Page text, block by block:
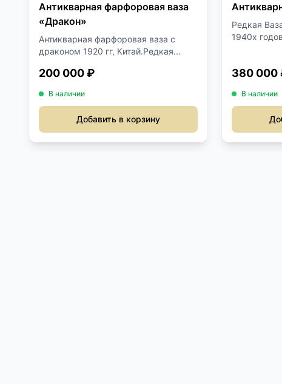
Антикварная фарфоровая ваза
«Дракон»
Антикварная фарфоровая ваза с
драконом 1920 гг, Китай.Редкая...
200 000 ₽
В наличии
Добавить в корзину
Редкая
1940х
380 000
В наличии